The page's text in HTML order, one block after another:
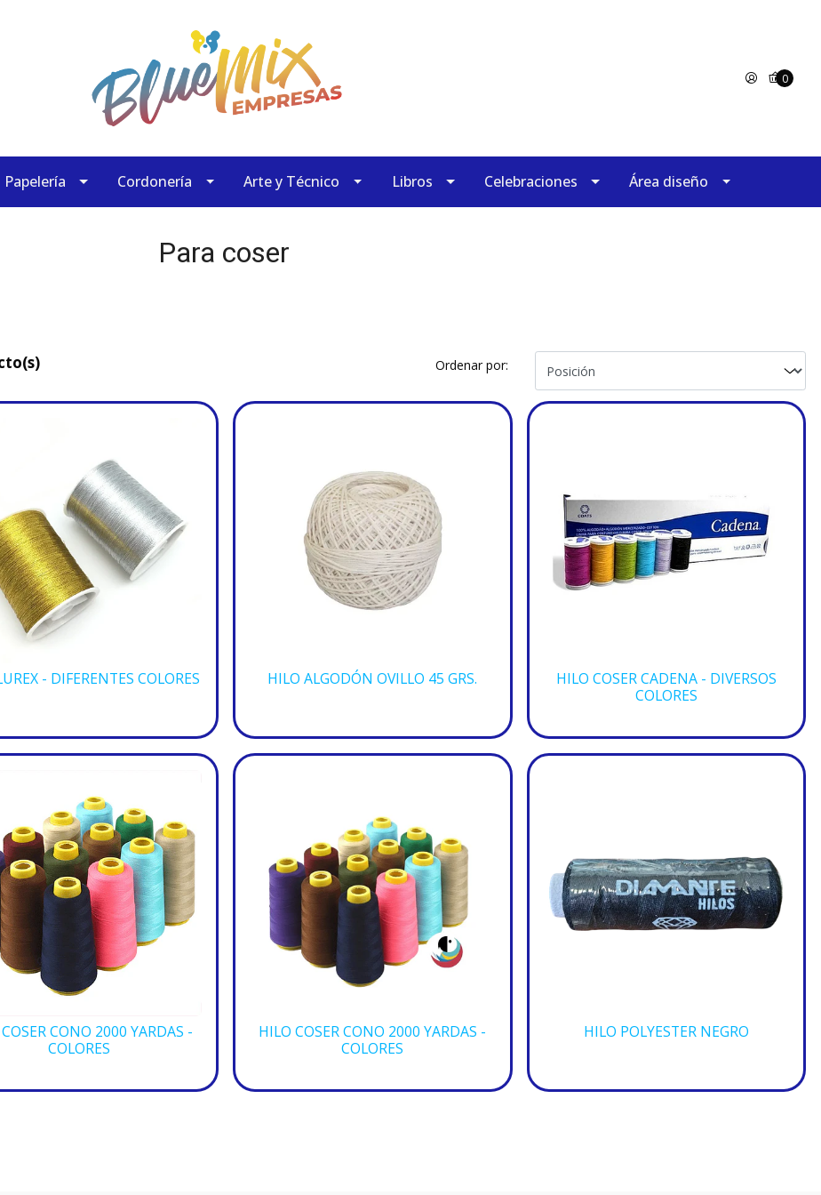
0
Papelería Cordonería Arte y Técnico Libros Celebraciones Área diseño
Para coser
Ordenar por:
- DIFERENTES COLORES HILO ALGODÓN OVILLO 45 GRS.
HILO COSER CADENA - DIVERSOS
COLORES
CONO 2000 YARDAS -
COLORES
HILO COSER CONO 2000 YARDAS -
COLORES
HILO POLYESTER NEGRO